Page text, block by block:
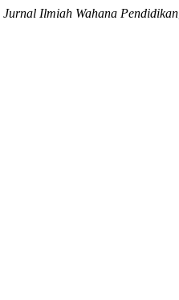
Jurnal Ilmiah Wahana Pendidikan